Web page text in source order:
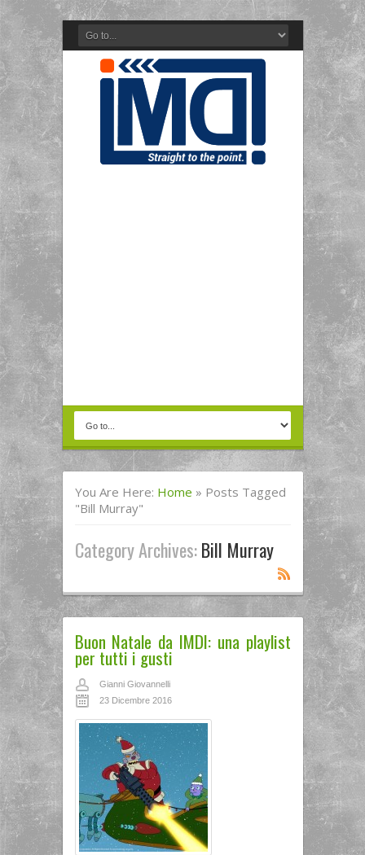
You Are Here: Home » Posts Tagged
"Bill Murray"
Category Archives:Bill Murray
Buon Natale da IMDI: una playlist
per tutti i gusti
Gianni Giovannelli
23 Dicembre 2016